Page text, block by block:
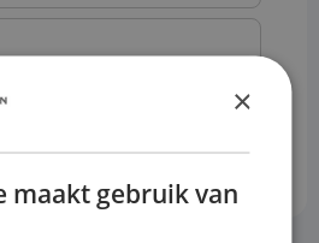
×
maakt gebruik van